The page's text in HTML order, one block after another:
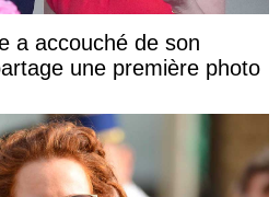
a accouché de son
une première photo